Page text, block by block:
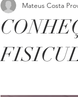
Mateus Costa